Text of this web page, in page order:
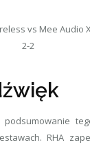
vs Mee Audio
2-2
RHA